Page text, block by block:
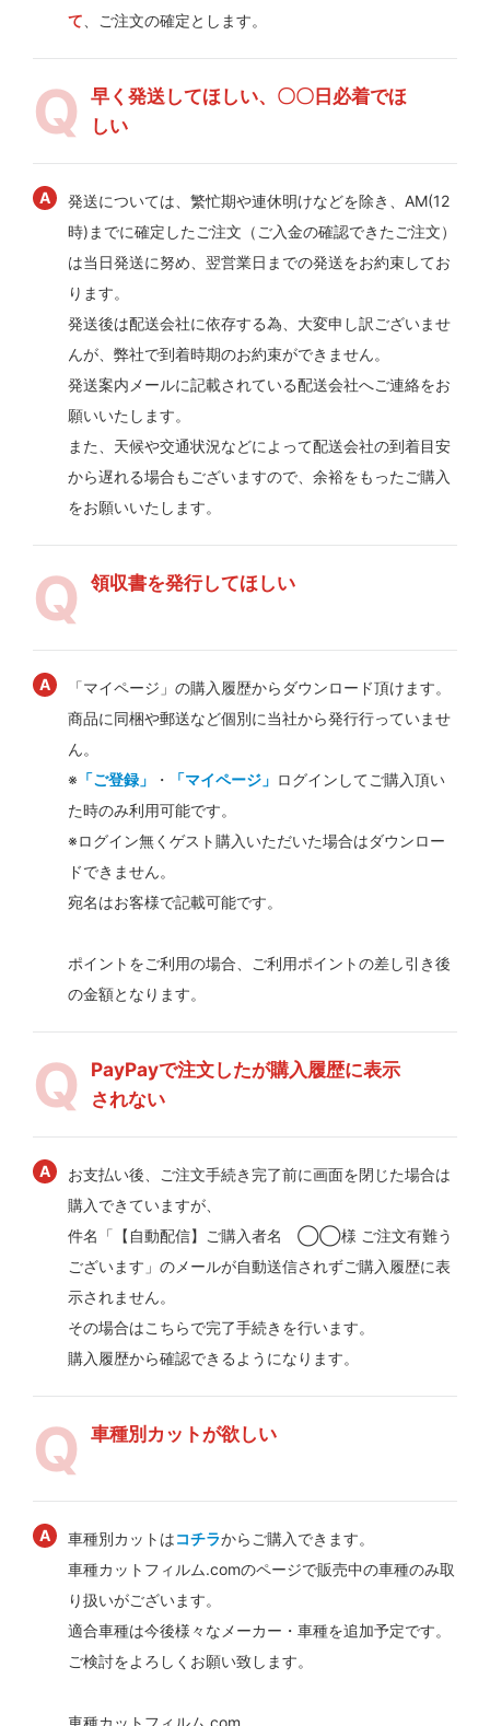
て 、ご注文の確定とします。
早く発送してほしい、〇〇日必着でほ
しい
発送については、繁忙期や連休明けなどを除き、AM(12
時)までに確定したご注文（ご入金の確認できたご注文）
は当日発送に努め、翌営業日までの発送をお約束してお
ります。
発送後は配送会社に依存する為、大変申し訳ございませ
んが、弊社で到着時期のお約束ができません。
発送案内メールに記載されている配送会社へご連絡をお
願いいたします。
また、天候や交通状況などによって配送会社の到着目安
から遅れる場合もございますので、余裕をもったご購入
をお願いいたします。
領収書を発行してほしい
「マイページ」の購入履歴からダウンロード頂けます。
商品に同梱や郵送など個別に当社から発行行っていませ
ん。
※ 「ご登録」 ・ 「マイページ」 ログインしてご購入頂い
た時のみ利用可能です。
※ログイン無くゲスト購入いただいた場合はダウンロー
ドできません。
宛名はお客様で記載可能です。
ポイントをご利用の場合、ご利用ポイントの差し引き後
の金額となります。
PayPayで注文したが購入履歴に表示
されない
お支払い後、ご注文手続き完了前に画面を閉じた場合は
購入できていますが、
件名「【自動配信】ご購入者名 ◯◯様 ご注文有難う
ございます」のメールが自動送信されずご購入履歴に表
示されません。
その場合はこちらで完了手続きを行います。
購入履歴から確認できるようになります。
車種別カットが欲しい
車種別カットはコチラからご購入できます。
車種カットフィルム.comのページで販売中の車種のみ取
り扱いがございます。
適合車種は今後様々なメーカー・車種を追加予定です。
ご検討をよろしくお願い致します。
車種カットフィルム.com